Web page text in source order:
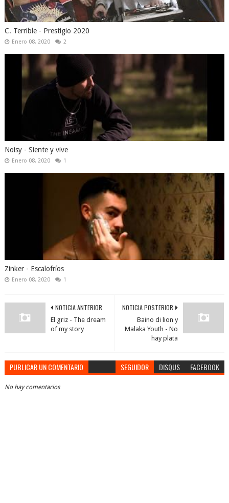
C. Terrible - Prestigio 2020
Enero 08, 2020 2
Noisy - Siente y vive
Enero 08, 2020 1
Zinker - Escalofríos
Enero 08, 2020 1
NOTICIA POSTERIOR
Baino di lion y
Malaka Youth - No
hay plata
NOTICIA ANTERIOR
El griz - The dream
of my story
PUBLICAR UN COMENTARIO SEGUIDOR DISQUS FACEBOOK
No hay comentarios